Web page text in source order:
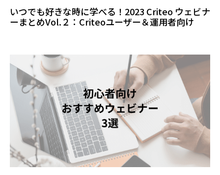
いつでも好きな時に学べる！2023 Criteo ウェビナ
ーまとめVol.２：Criteoユーザー＆運用者向け